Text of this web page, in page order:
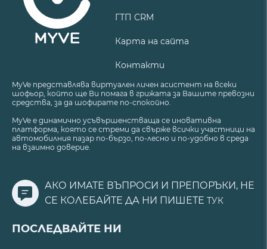
ГТП CRM
Карта на сайта
Контакти
MyVe представлява виртуален личен асистент на всеки
шофьор, който ще Ви помага в грижата за Вашите превозни
средства, за да шофирате по-спокойно.
MyVe е динамично усъвършенстваща се иновативна
платформа, която се стреми да свърже всички участници на
автомобилния пазар по-бързо, по-лесно и по-удобно в среда
на взаимно доверие.
АКО ИМАТЕ ВЪПРОСИ И ПРЕПОРЪКИ, НЕ
СЕ КОЛЕБАЙТЕ ДА НИ ПИШЕТЕ ТУК
ПОСЛЕДВАЙТЕ НИ